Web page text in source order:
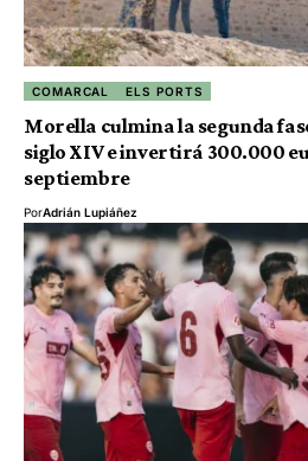
COMARCAL ELS PORTS
Morella culmina la segunda
siglo XIV e invertirá 300.000
septiembre
PorAdrián Lupiáñez